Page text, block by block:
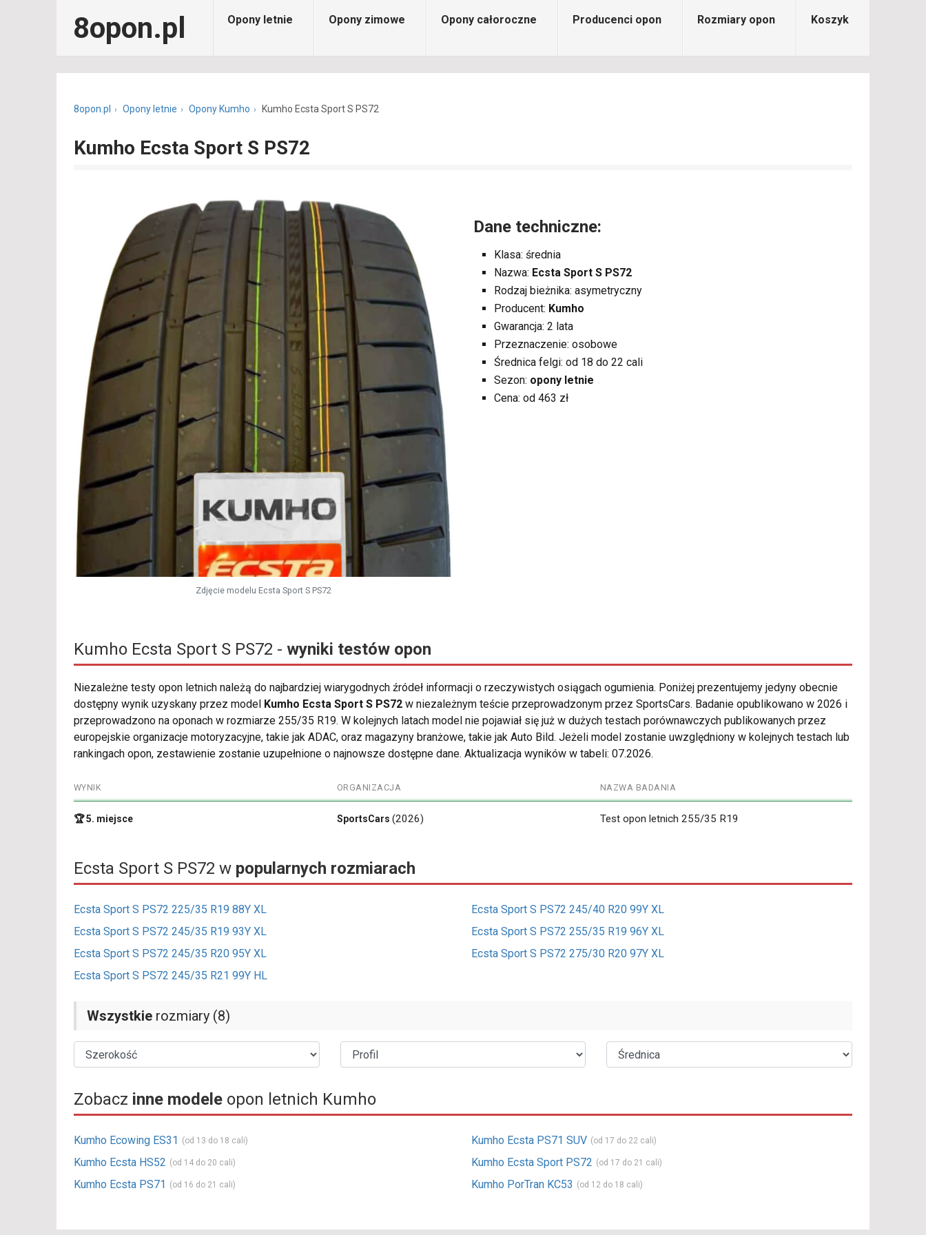
8opon.pl Opony letnie Opony zimowe Opony całoroczne Producenci opon Rozmiary opon Koszyk
8opon.pl Opony letnie Opony Kumho Kumho Ecsta Sport S PS72
Kumho Ecsta Sport S PS72
Zdjęcie modelu Ecsta Sport S PS72
Dane techniczne:
Klasa: średnia
Nazwa: Ecsta Sport S PS72
Rodzaj bieżnika: asymetryczny
Producent: Kumho
Gwarancja: 2 lata
Przeznaczenie: osobowe
Średnica felgi: od 18 do 22 cali
Sezon: opony letnie
Cena: od 463 zł
Kumho Ecsta Sport S PS72 - wyniki testów opon
Niezależne testy opon letnich należą do najbardziej wiarygodnych źródeł informacji o rzeczywistych osiągach ogumienia. Poniżej prezentujemy jedyny obecnie
dostępny wynik uzyskany przez model Kumho Ecsta Sport S PS72 w niezależnym teście przeprowadzonym przez SportsCars. Badanie opublikowano w 2026 i
przeprowadzono na oponach w rozmiarze 255/35 R19. W kolejnych latach model nie pojawiał się już w dużych testach porównawczych publikowanych przez
europejskie organizacje motoryzacyjne, takie jak ADAC, oraz magazyny branżowe, takie jak Auto Bild. Jeżeli model zostanie uwzględniony w kolejnych testach lub
rankingach opon, zestawienie zostanie uzupełnione o najnowsze dostępne dane. Aktualizacja wyników w tabeli: 07.2026.
WYNIK ORGANIZACJA NAZWA BADANIA
🏆 5. miejsce SportsCars (2026) Test opon letnich 255/35 R19
Ecsta Sport S PS72 w popularnych rozmiarach
Ecsta Sport S PS72 225/35 R19 88Y XL
Ecsta Sport S PS72 245/35 R19 93Y XL
Ecsta Sport S PS72 245/35 R20 95Y XL
Ecsta Sport S PS72 245/35 R21 99Y HL
Ecsta Sport S PS72 245/40 R20 99Y XL
Ecsta Sport S PS72 255/35 R19 96Y XL
Ecsta Sport S PS72 275/30 R20 97Y XL
Wszystkie rozmiary (8)
Zobacz inne modele opon letnich Kumho
Kumho Ecowing ES31 (od 13 do 18 cali)
Kumho Ecsta HS52 (od 14 do 20 cali)
Kumho Ecsta PS71 (od 16 do 21 cali)
Kumho Ecsta PS71 SUV (od 17 do 22 cali)
Kumho Ecsta Sport PS72 (od 17 do 21 cali)
Kumho PorTran KC53 (od 12 do 18 cali)